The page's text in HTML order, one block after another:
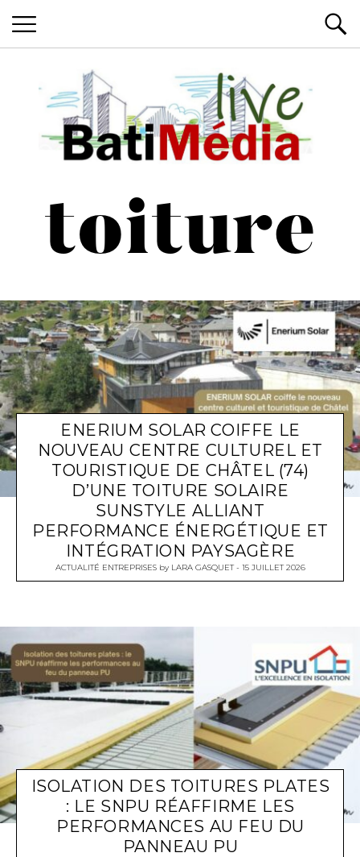
Batimedialive
toiture
ENERIUM SOLAR COIFFE LE
NOUVEAU CENTRE CULTUREL ET
TOURISTIQUE DE CHÂTEL (74)
D’UNE TOITURE SOLAIRE
SUNSTYLE ALLIANT
PERFORMANCE ÉNERGÉTIQUE ET
INTÉGRATION PAYSAGÈRE
ACTUALITÉ ENTREPRISES by LARA GASQUET 15 JUILLET 2026
ISOLATION DES TOITURES PLATES
: LE SNPU RÉAFFIRME LES
PERFORMANCES AU FEU DU
PANNEAU PU